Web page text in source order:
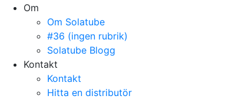
Om
Om Solatube
#36 (ingen rubrik)
Solatube Blogg
Kontakt
Kontakt
Hitta en distributör